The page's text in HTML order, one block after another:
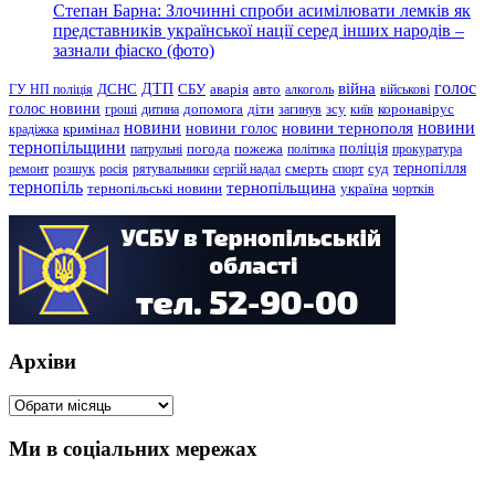
Степан Барна: Злочинні спроби асимілювати лемків як
представників української нації серед інших народів –
зазнали фіаско (фото)
ГУ НП поліція ДСНС ДТП СБУ аварія авто алкоголь війна військові голос
голос новини гроші дитина допомога діти загинув зсу київ коронавірус
крадіжка кримінал новини новини голос новини тернополя новини
тернопільщини патрульні погода пожежа політика поліція прокуратура
ремонт розшук росія рятувальники сергій надал смерть спорт суд тернопілля
тернопіль тернопільські новини тернопільщина україна чортків
Архіви
Архіви
Ми в соціальних мережах